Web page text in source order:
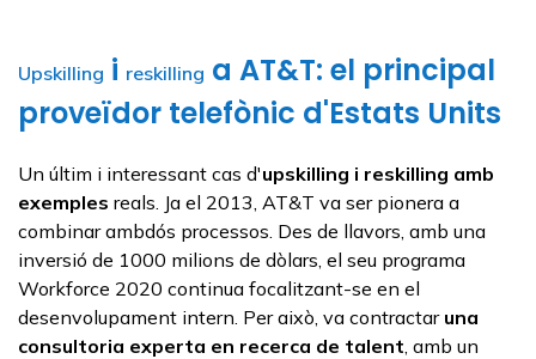
Upskilling i reskilling a AT&T: el principal
proveïdor telefònic d'Estats Units
Un últim i interessant cas d'upskilling i reskilling amb
exemples reals. Ja el 2013, AT&T va ser pionera a
combinar ambdós processos. Des de llavors, amb una
inversió de 1000 milions de dòlars, el seu programa
Workforce 2020 continua focalitzant-se en el
desenvolupament intern. Per això, va contractar una
consultoria experta en recerca de talent amb un